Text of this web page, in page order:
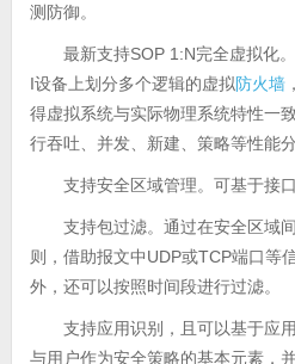
测防御。
最新支持SOP 1:N完全虚拟化
I设备上划分多个逻辑的虚拟防火墙
得虚拟系统与实际物理系统特性一
行吞吐、并发、新建、策略等性能分
支持安全区域管理。可基于接
支持包过滤。通过在安全区域
则，借助报文中UDP或TCP端口等
外，还可以按照时间段进行过滤。
支持应用识别，且可以基于应
与用户作为安全策略的基本元素，